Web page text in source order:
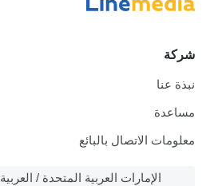
شركة
نبذة عنا
مساعدة
معلومات الاتصال بالبائع
الإمارات العربية المتحدة / العربية